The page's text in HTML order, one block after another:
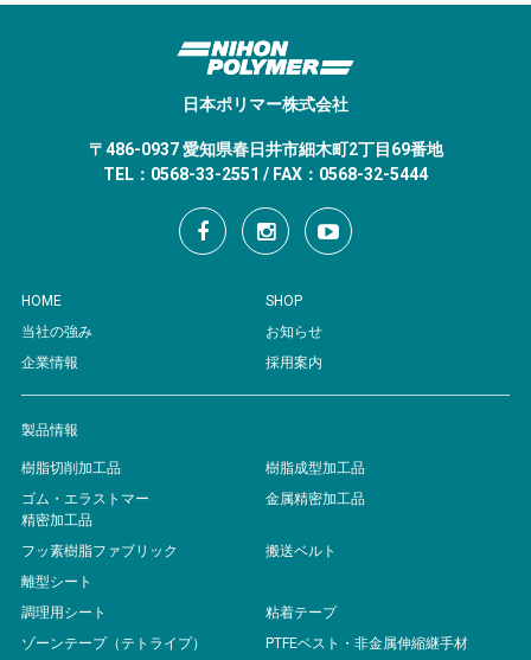
日本ポリマー株式会社
〒486-0937 愛知県春日井市細木町2丁目69番地
TEL：0568-33-2551 / FAX：0568-32-5444
HOME
SHOP
当社の強み
お知らせ
企業情報
採用案内
製品情報
樹脂切削加工品
樹脂成型加工品
ゴム・エラストマー
精密加工品
金属精密加工品
フッ素樹脂ファブリック
搬送ベルト
離型シート
調理用シート
粘着テープ
ゾーンテープ（テトライプ）
PTFEベスト・非金属伸縮継手材